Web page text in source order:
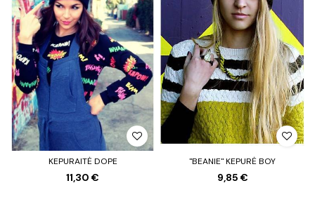
KEPURAITĖ DOPE
11,30 €
"BEANIE" KEPURĖ BOY
9,85 €